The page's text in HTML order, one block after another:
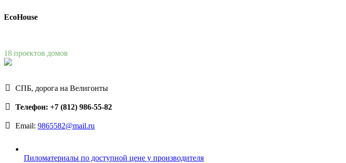
EcoHouse
18 проектов домов
СПБ, дорога на Велигонты
Телефон: +7 (812) 986-55-82
Email: 9865582@mail.ru
Пиломатериалы по доступной цене у производителя